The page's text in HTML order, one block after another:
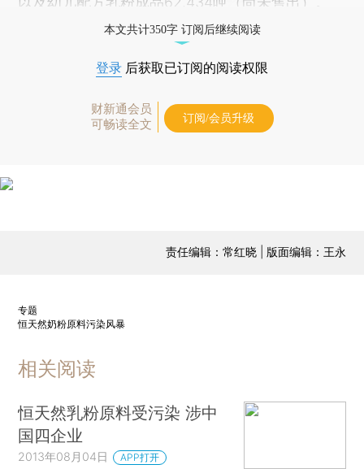
本文共计350字 订阅后继续阅读
登录 后获取已订阅的阅读权限
财新通会员
可畅读全文
订阅/会员升级
责任编辑：常红晓 | 版面编辑：王永
专题
恒天然奶粉原料污染风暴
相关阅读
恒天然乳粉原料受污染 涉中
国四企业
2013年08月04日 APP打开